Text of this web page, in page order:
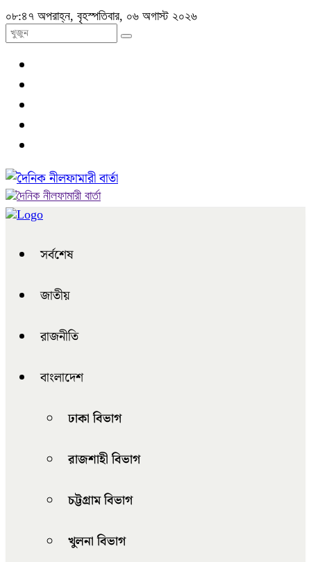
০৮:৪৭ অপরাহ্ন, বৃহস্পতিবার, ০৬ অগাস্ট ২০২৬
সর্বশেষ
জাতীয়
রাজনীতি
বাংলাদেশ
ঢাকা বিভাগ
রাজশাহী বিভাগ
চট্টগ্রাম বিভাগ
খুলনা বিভাগ